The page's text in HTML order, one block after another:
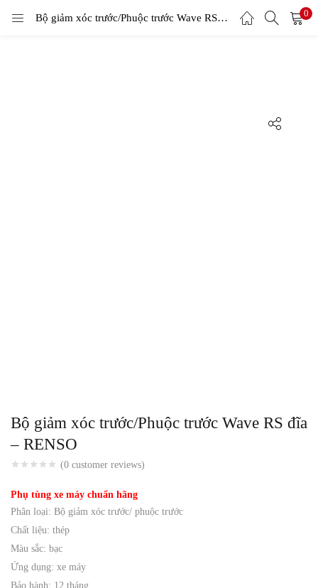
Bộ giảm xóc trước/Phuộc trước Wave RS đĩa – RENSO 0
Bộ giảm xóc trước/Phuộc trước Wave RS đĩa
– RENSO
(0 customer reviews)
Phụ tùng xe máy chuẩn hãng
Phân loại: Bộ giảm xóc trước/ phuộc trước
Chất liệu: thép
Màu sắc: bạc
Ứng dụng: xe máy
Bảo hành: 12 tháng
LOGIN